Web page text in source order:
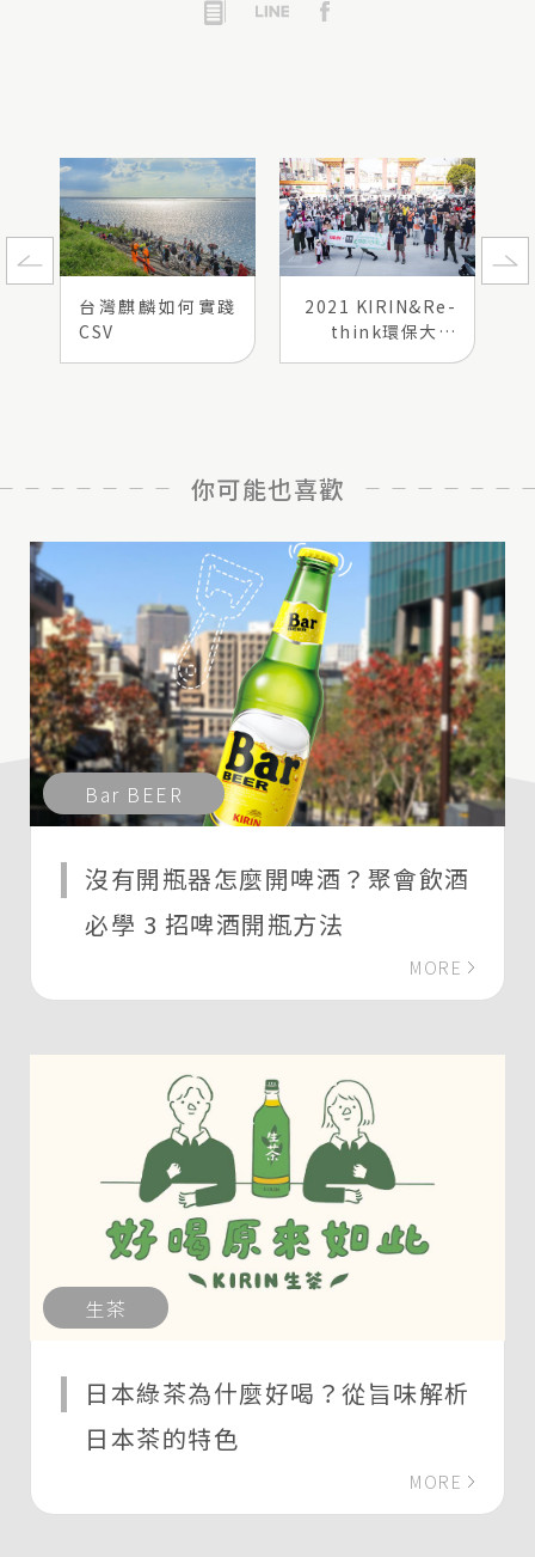
台灣麒麟如何實踐
CSV
2021 KIRIN&Re-
think環保大作
你可能也喜歡
Bar BEER
沒有開瓶器怎麼開啤酒？聚會飲酒
必學 3 招啤酒開瓶方法
MORE
生茶
日本綠茶為什麼好喝？從旨味解析
日本茶的特色
MORE